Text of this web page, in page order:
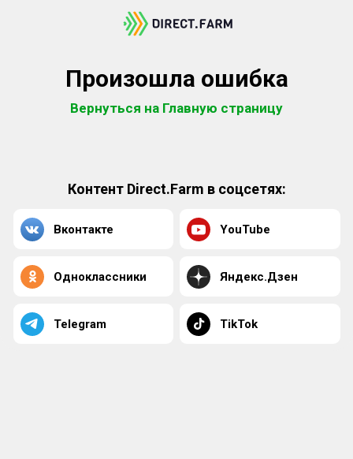
Произошла ошибка
Вернуться на Главную страницу
Контент Direct.Farm в соцсетях:
Вконтакте YouTube
Одноклассники Яндекс.Дзен
Telegram TikTok